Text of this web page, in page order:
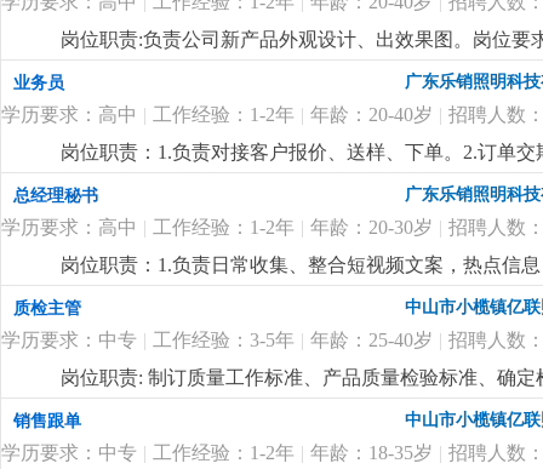
向，善于捕捉当下热门视频、热点事件，结合品牌特性
体验。5、1-3年新媒体运营经验，熟悉短视频平台运营
捉新事物，思想跳跃的应届毕业生也可！7、公司福利
年终奖等。
岗位职责:负责公司新产品外观设计、出效果图。岗位要
的构思、创新能力。2.工作认真负责，有团队精神，服
议。
业务员 广东乐销照明科
学历要求：高中 | 工作经验：1-2年 | 年龄：20-40岁 | 招聘人数
岗位职责：1.负责对接客户报价、送样、下单。2.订单
时上门拜访客户，维系客户关系。任职要求：男,18-35
际、公关能力和抗压能力。公司客户资源稳定，待遇面
总经理秘书 广东乐销照明科
学历要求：高中 | 工作经验：1-2年 | 年龄：20-30岁 | 招聘人数
岗位职责：1.负责日常收集、整合短视频文案，热点信
司合作的短视频运营公司作为合格的拍摄文案。2.负责
要求18~30岁，熟练使用基础办公软件、会用ai软件找
收集能力，有较强的上进心和学习能力，服从安排。3.
绩效奖，社保，公费学习更详细...
质检主管 中山市小榄镇亿
学历要求：中专 | 工作经验：3-5年 | 年龄：25-40岁 | 招聘人数
岗位职责: 制订质量工作标准、产品质量检验标准、确
全过程的质量管理工作，对所承担的工作负责；岗位要
货、索赔等异常处理，组织相关部门调查、分析协调各
料、半成品、成品的抽检及产线上的操作工艺流程进行
销售跟单 中山市小榄镇亿
学历要求：中专 | 工作经验：1-2年 | 年龄：18-35岁 | 招聘人数